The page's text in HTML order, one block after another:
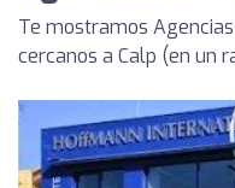
Te mostramos
cercanos a Calp (en un